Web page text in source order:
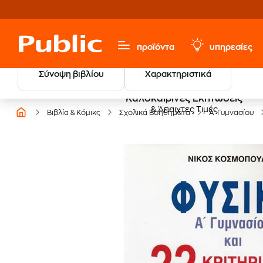
προϊόντα υπηρεσίες
Σύνοψη βιβλίου Χαρακτηριστικά
Καλοκαιρινές Εκπτώσεις
& Άπαιχτες Τιμές
Βιβλία & Κόμικς Σχολικά Βοηθήματα Α' Γυμνασίου